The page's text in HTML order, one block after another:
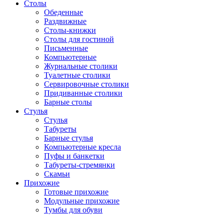
Столы
Обеденные
Раздвижные
Столы-книжки
Столы для гостиной
Письменные
Компьютерные
Журнальные столики
Туалетные столики
Сервировочные столики
Придиванные столики
Барные столы
Стулья
Стулья
Табуреты
Барные стулья
Компьютерные кресла
Пуфы и банкетки
Табуреты-стремянки
Скамьи
Прихожие
Готовые прихожие
Модульные прихожие
Тумбы для обуви